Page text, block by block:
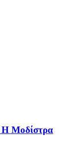
Η Μοδίστρα